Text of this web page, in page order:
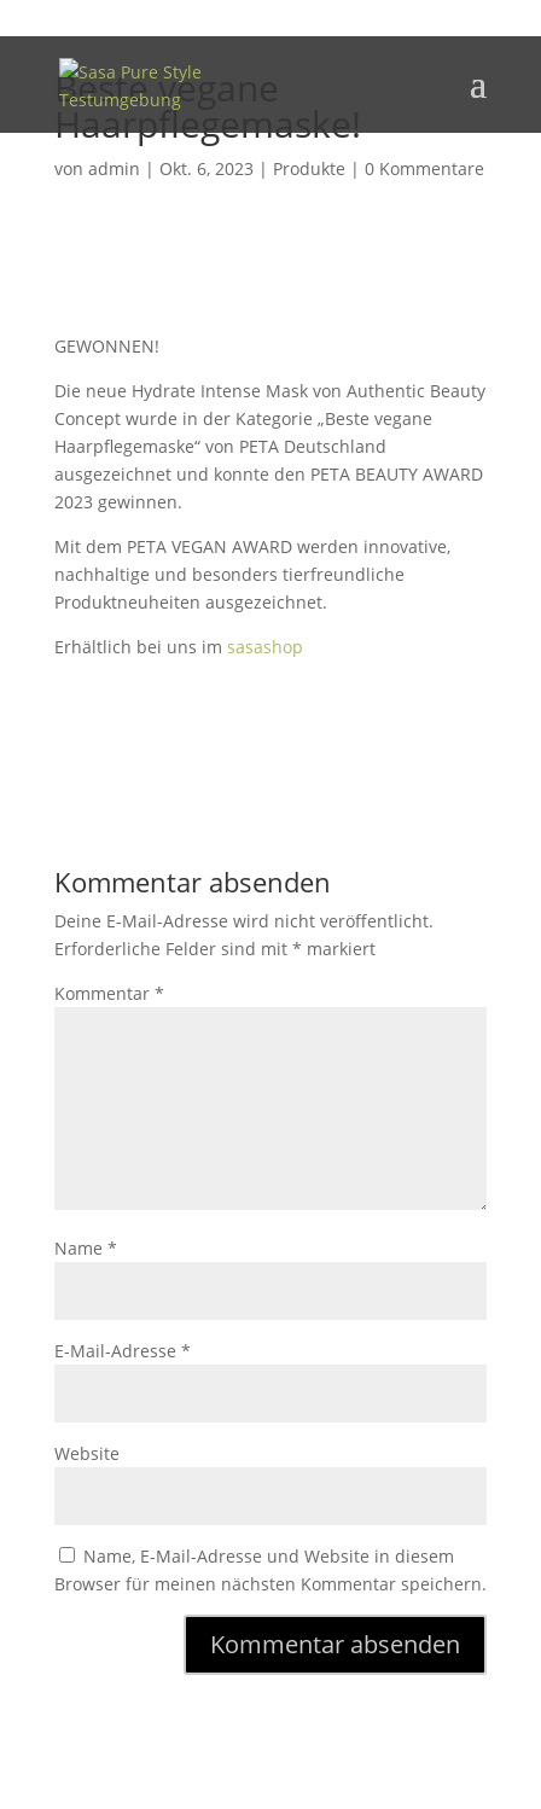
Beste vegane
Haarpflegemaske!
von admin | Okt. 6, 2023 | Produkte | 0 Kommentare
GEWONNEN!
Die neue Hydrate Intense Mask von Authentic Beauty
Concept wurde in der Kategorie „Beste vegane
Haarpflegemaske“ von PETA Deutschland
ausgezeichnet und konnte den PETA BEAUTY AWARD
2023 gewinnen.
Mit dem PETA VEGAN AWARD werden innovative,
nachhaltige und besonders tierfreundliche
Produktneuheiten ausgezeichnet.
Erhältlich bei uns im sasashop
Kommentar absenden
Deine E-Mail-Adresse wird nicht veröffentlicht.
Erforderliche Felder sind mit * markiert
Kommentar *
Name *
E-Mail-Adresse *
Website
Name, E-Mail-Adresse und Website in diesem
Browser für meinen nächsten Kommentar speichern.